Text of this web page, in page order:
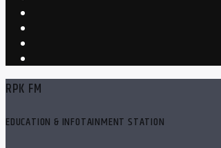
RPK FM
EDUCATION & INFOTAINMENT STATION